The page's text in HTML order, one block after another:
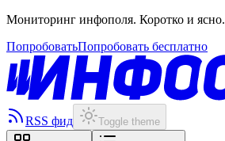
Мониторинг инфополя. Коротко и ясно.
ПопробоватьПопробовать бесплатно
RSS фид Toggle theme